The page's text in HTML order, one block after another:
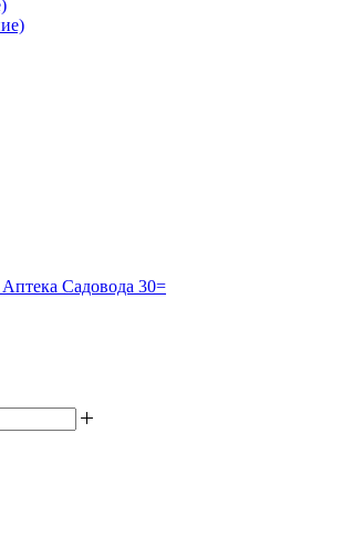
Садовода 30=